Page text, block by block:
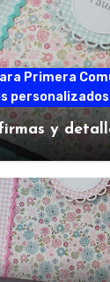
Primera
personalizados
y